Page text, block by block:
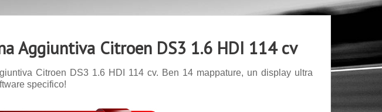
Aggiuntiva Citroen DS3 1.6 HDI 114 cv
Citroen DS3 1.6 HDI 114 cv. Ben 14 mappature, un display ultra
specifico!